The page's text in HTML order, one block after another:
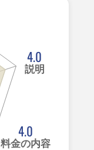
4.0
説明
4.0
料金の内容